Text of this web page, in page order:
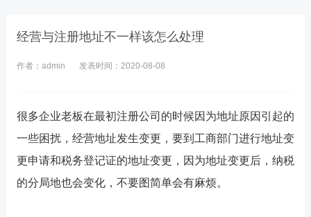
经营与注册地址不一样该怎么处理
作者：admin 发表时间：2020-08-08
很多企业老板在最初注册公司的时候因为地址原因引起的
一些困扰，经营地址发生变更，要到工商部门进行地址变
更申请和税务登记证的地址变更，因为地址变更后，纳税
的分局地也会变化，不要图简单会有麻烦。